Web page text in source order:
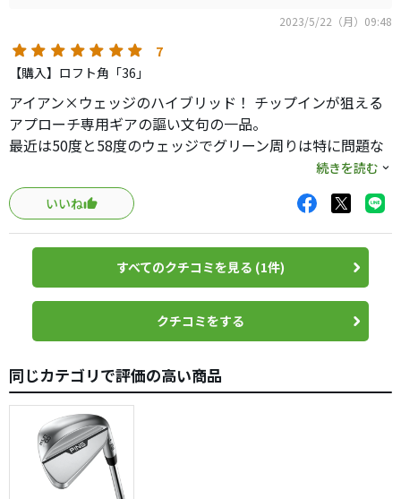
2023/5/22（月）09:48
7
【購入】ロフト角「36」
アイアン×ウェッジのハイブリッド！ チップインが狙える
アプローチ専用ギアの謳い文句の一品。
最近は50度と58度のウェッジでグリーン周りは特に問題な
い感じであるが、ピッチエンドランやロブ系の方が得意
で、どちらかというとランニングのアプローチが苦手なタ
イプでランニングアプローチをもっと得意としたいと思っ
ていたところ、ゴルフポケットのオリジナル商品で面白そ
うだなと珍しもの好きな食指が疼き購入。
実際に打ってみるとなんとまぁランニングアプローチのし
やすいこと。びっくりレベルの簡単さ構えやすさはウェッ
ジのようで易しさはパター型のチッパーレベル、しかも、
ヘッドは“国産鍛造アイアンのふるさと”と呼ばれる兵庫県
でアプローチでも無茶苦茶柔らかい感触。このヘッドで普
通にアイアンセット一式あれば欲しいレベル。
このクラブには意外な副産物がいくつかありクラブが短い
ので弾道が低めになりやすくアゲインストの際に100yard前
後や林の中に入ってしまった際のの脱出にも使いやすそ
続きを読む
いいね
すべてのクチコミを見る (1件)
クチコミをする
同じカテゴリで評価の高い商品